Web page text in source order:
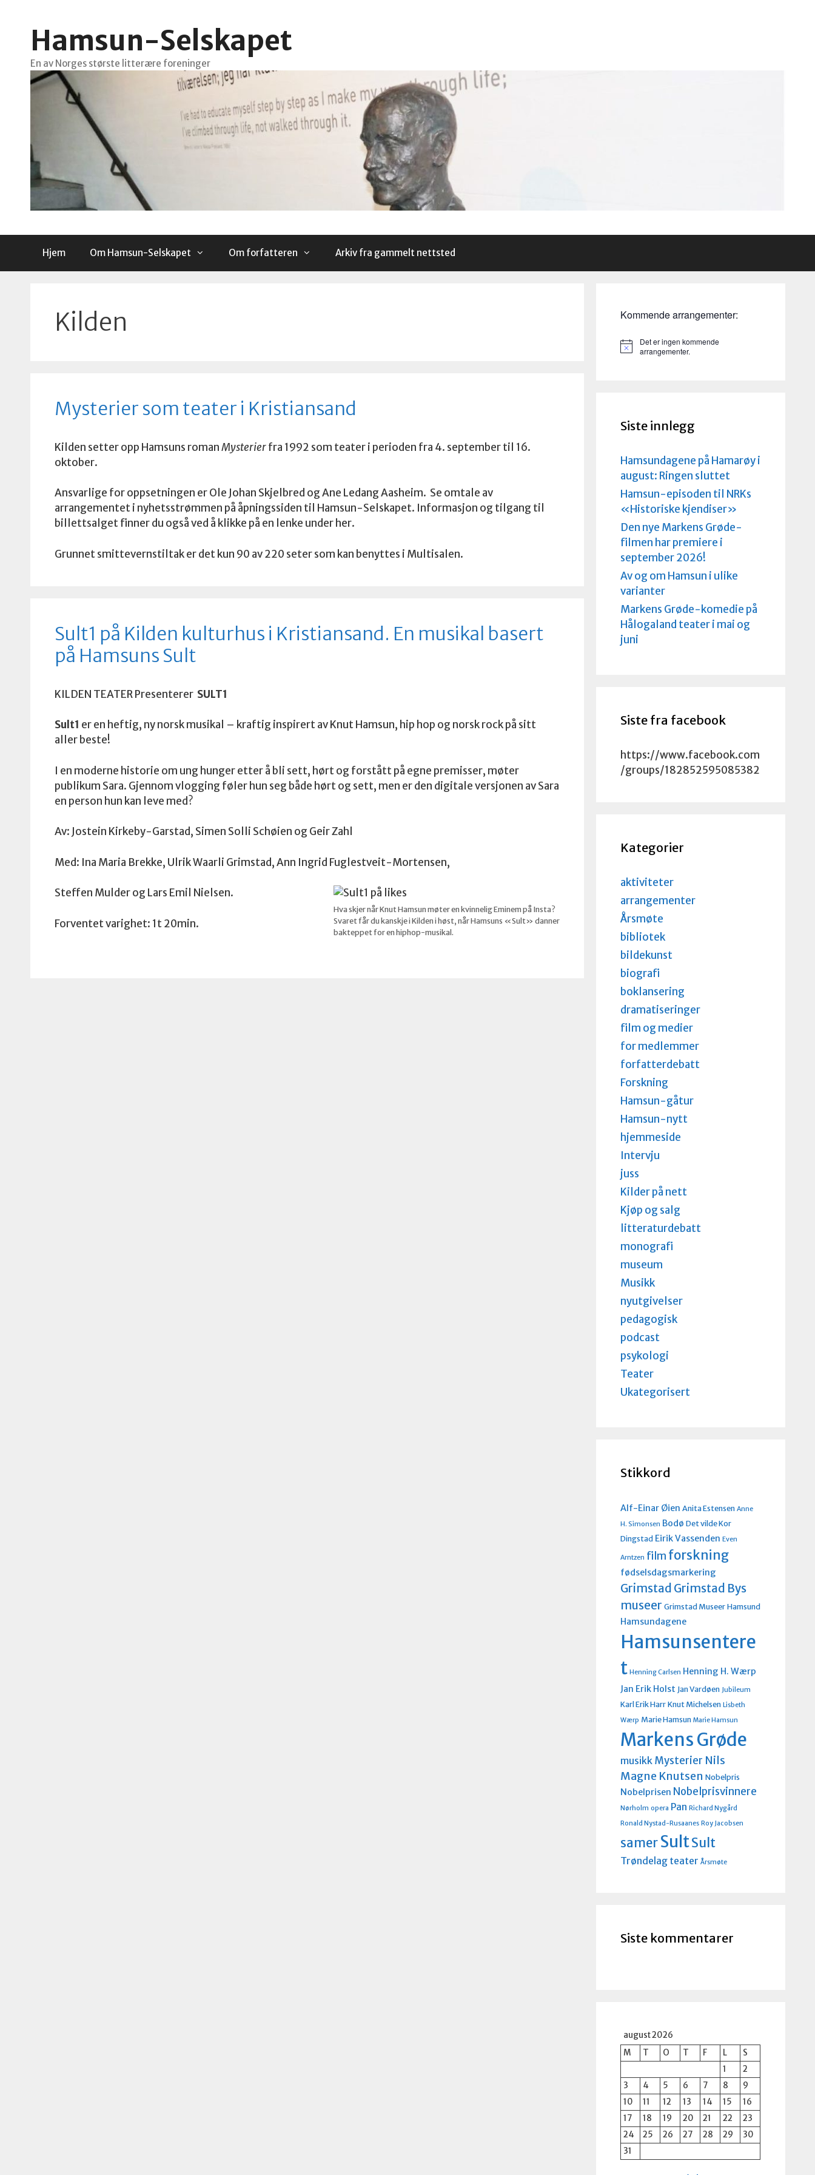
Hamsun-Selskapet
En av Norges største litterære foreninger
Hjem Om Hamsun-Selskapet Om forfatteren Arkiv fra gammelt nettsted
Kilden
Mysterier som teater i Kristiansand
Kilden setter opp Hamsuns romanMysterierfra 1992 som teater i perioden fra 4. september til 16.
oktober.
Ansvarlige for oppsetningen er Ole Johan Skjelbred og Ane Ledang Aasheim. Se omtale av
arrangementet i nyhetsstrømmen på åpningssiden til Hamsun-Selskapet. Informasjon og tilgang til
billettsalget finner du også ved å klikke på en lenke under her.
Grunnet smittevernstiltak er det kun 90 av 220 seter som kan benyttes i Multisalen.
Sult1 på Kilden kulturhus i Kristiansand. En musikal basert
på Hamsuns Sult
KILDEN TEATER Presenterer SULT1
Sult1 er en heftig, ny norsk musikal – kraftig inspirert av Knut Hamsun, hip hop og norsk rock på sitt
aller beste!
I en moderne historie om ung hunger etter å bli sett, hørt og forstått på egne premisser, møter
publikum Sara. Gjennom vlogging føler hun seg både hørt og sett, men er den digitale versjonen av Sara
en person hun kan leve med?
Av: Jostein Kirkeby-Garstad, Simen Solli Schøien og Geir Zahl
Med: Ina Maria Brekke, Ulrik Waarli Grimstad, Ann Ingrid Fuglestveit-Mortensen,
Hva skjer når Knut Hamsun møter en kvinnelig Eminem på Insta?
Svaret får du kanskje i Kilden i høst, når Hamsuns «Sult» danner
bakteppet for en hiphop-musikal.
Steffen Mulder og Lars Emil Nielsen.
Forventet varighet: 1t 20min.
Kommende arrangementer:
M
Det er ingen kommende
arrangementer.
Siste innlegg
Hamsundagene på Hamarøy i
august: Ringen sluttet
Hamsun-episoden til NRKs
«Historiske kjendiser»
Den nye Markens Grøde-
filmen har premiere i
september 2026!
Av og om Hamsun i ulike
varianter
Markens Grøde-komedie på
Hålogaland teater i mai og
juni
Siste fra facebook
https://www.facebook.com
/groups/182852595085382
Kategorier
aktiviteter
arrangementer
Årsmøte
bibliotek
bildekunst
biografi
boklansering
dramatiseringer
film og medier
for medlemmer
forfatterdebatt
Forskning
Hamsun-gåtur
Hamsun-nytt
hjemmeside
Intervju
juss
Kilder på nett
Kjøp og salg
litteraturdebatt
monografi
museum
Musikk
nyutgivelser
pedagogisk
podcast
psykologi
Teater
Ukategorisert
Stikkord
Alf-Einar Øien Anita Estensen Anne
H. Simonsen Bodø Det vilde Kor
Dingstad Eirik Vassenden Even
Arntzen film forskning
fødselsdagsmarkering
Grimstad Grimstad Bys
museer Grimstad Museer Hamsund
Hamsundagene
Hamsunsentere
t Henning Carlsen Henning H. Wærp
Jan Erik Holst Jan Vardøen Jubileum
Karl Erik Harr Knut Michelsen Lisbeth
Wærp Marie Hamsun Marie Hamsun
Markens Grøde
musikk Mysterier Nils
Magne Knutsen Nobelpris
Nobelprisen Nobelprisvinnere
Nørholm opera Pan Richard Nygård
Ronald Nystad-Rusaanes Roy Jacobsen
samerSultSult
Trøndelag teater Årsmøte
Siste kommentarer
august 2026
M
T O T F L
S
1
2
3
4 5 6 7 8
9
10
11 12 13 14 15
16
17
18 19 20 21 22
23
24
25 26 27 28 29
30
31